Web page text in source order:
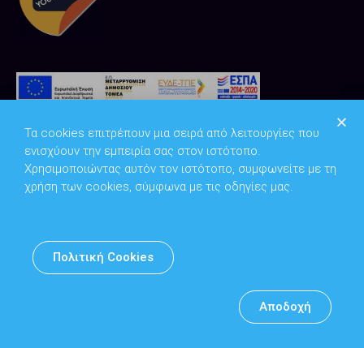
Copyright © 2026Υπουργείο Ψηφιακής Διακυβέρνησης
Υπεύθυνος DPO: Θανάσης Κοσμόπουλος | dpo@mindigital.gr
Τα cookies επιτρέπουν μια σειρά από λειτουργίες που
ενισχύουν την εμπειρία σας στον ιστότοπο.
Χρησιμοποιώντας αυτόν τον ιστότοπο, συμφωνείτε με τη
χρήση των cookies, σύμφωνα με τις οδηγίες μας.
Πολιτική Cookies
Αποδοχή